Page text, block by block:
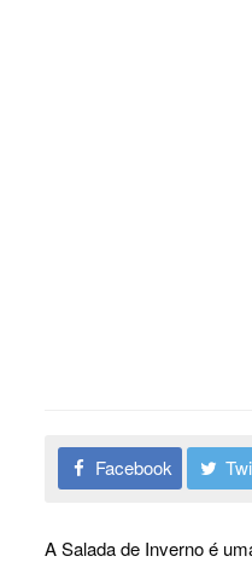
Facebook
A Salada de Inverno é